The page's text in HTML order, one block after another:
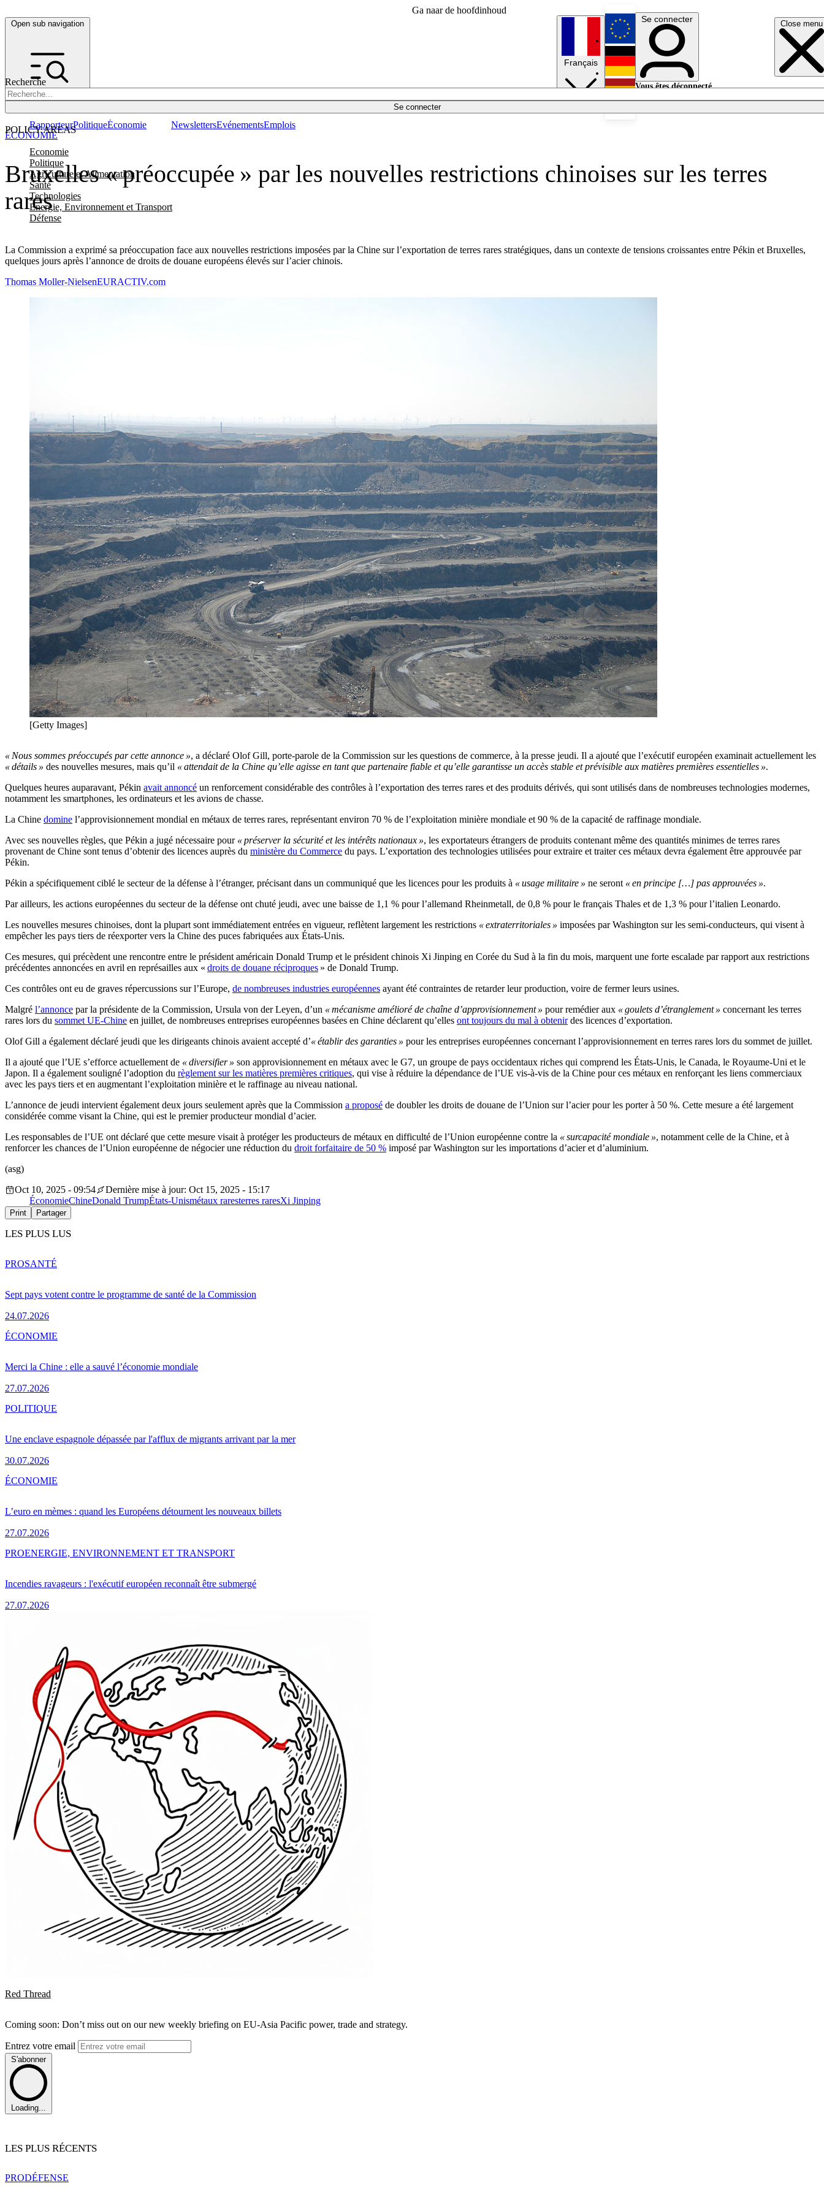
Ga naar de hoofdinhoud
Open sub navigation Close menu
Recherche
Se connecter
POLICY AREAS
Economie
Politique
Agriculture et Alimentation
Santé
Technologies
Energie, Environnement et Transport
Défense
RapporteurPolitiqueÉconomie NewslettersEvénementsEmplois
Français
English
Deutsch
Se connecter
Vous êtes déconnecté.
Bruxelles « préoccupée » par les nouvelles restrictions chinoises sur les terres
rares
La Commission a exprimé sa préoccupation face aux nouvelles restrictions imposées par la Chine sur l’exportation de terres rares stratégiques, dans un contexte de tensions croissantes entre Pékin et Bruxelles,
quelques jours après l’annonce de droits de douane européens élevés sur l’acier chinois.
ÉCONOMIE
Thomas Moller-NielsenEURACTIV.com
[Getty Images]
« Nous sommes préoccupés par cette annonce », a déclaré Olof Gill, porte-parole de la Commission sur les questions de commerce, à la presse jeudi. Il a ajouté que l’exécutif européen examinait actuellement les
« détails » des nouvelles mesures, mais qu’il « attendait de la Chine qu’elle agisse en tant que partenaire fiable et qu’elle garantisse un accès stable et prévisible aux matières premières essentielles ».
Quelques heures auparavant, Pékin avait annoncé un renforcement considérable des contrôles à l’exportation des terres rares et des produits dérivés, qui sont utilisés dans de nombreuses technologies modernes,
notamment les smartphones, les ordinateurs et les avions de chasse.
La Chine domine l’approvisionnement mondial en métaux de terres rares, représentant environ 70 % de l’exploitation minière mondiale et 90 % de la capacité de raffinage mondiale.
Avec ses nouvelles règles, que Pékin a jugé nécessaire pour « préserver la sécurité et les intérêts nationaux », les exportateurs étrangers de produits contenant même des quantités minimes de terres rares
provenant de Chine sont tenus d’obtenir des licences auprès du ministère du Commerce du pays. L’exportation des technologies utilisées pour extraire et traiter ces métaux devra également être approuvée par
Pékin.
Pékin a spécifiquement ciblé le secteur de la défense à l’étranger, précisant dans un communiqué que les licences pour les produits à « usage militaire » ne seront « en principe […] pas approuvées ».
Par ailleurs, les actions européennes du secteur de la défense ont chuté jeudi, avec une baisse de 1,1 % pour l’allemand Rheinmetall, de 0,8 % pour le français Thales et de 1,3 % pour l’italien Leonardo.
Les nouvelles mesures chinoises, dont la plupart sont immédiatement entrées en vigueur, reflètent largement les restrictions « extraterritoriales » imposées par Washington sur les semi-conducteurs, qui visent à
empêcher les pays tiers de réexporter vers la Chine des puces fabriquées aux États-Unis.
Ces mesures, qui précèdent une rencontre entre le président américain Donald Trump et le président chinois Xi Jinping en Corée du Sud à la fin du mois, marquent une forte escalade par rapport aux restrictions
précédentes annoncées en avril en représailles aux « droits de douane réciproques » de Donald Trump.
Ces contrôles ont eu de graves répercussions sur l’Europe, de nombreuses industries européennes ayant été contraintes de retarder leur production, voire de fermer leurs usines.
Malgré l’annonce par la présidente de la Commission, Ursula von der Leyen, d’un « mécanisme amélioré de chaîne d’approvisionnement » pour remédier aux « goulets d’étranglement » concernant les terres
rares lors du sommet UE-Chine en juillet, de nombreuses entreprises européennes basées en Chine déclarent qu’elles ont toujours du mal à obtenirdes licences d’exportation.
Olof Gill a également déclaré jeudi que les dirigeants chinois avaient accepté d’« établir des garanties » pour les entreprises européennes concernant l’approvisionnement en terres rares lors du sommet de juillet.
Il a ajouté que l’UE s’efforce actuellement de « diversifier » son approvisionnement en métaux avec le G7, un groupe de pays occidentaux riches qui comprend les États-Unis, le Canada, le Royaume-Uni et le
Japon. Il a également souligné l’adoption du règlement sur les matières premières critiques, qui vise à réduire la dépendance de l’UE vis-à-vis de la Chine pour ces métaux en renforçant les liens commerciaux
avec les pays tiers et en augmentant l’exploitation minière et le raffinage au niveau national.
L’annonce de jeudi intervient également deux jours seulement après que la Commission a proposé de doubler les droits de douane de l’Union sur l’acier pour les porter à 50 %. Cette mesure a été largement
considérée comme visant la Chine, qui est le premier producteur mondial d’acier.
Les responsables de l’UE ont déclaré que cette mesure visait à protéger les producteurs de métaux en difficulté de l’Union européenne contre la « surcapacité mondiale », notamment celle de la Chine, et à
renforcer les chances de l’Union européenne de négocier une réduction du droit forfaitaire de 50 % imposé par Washington sur les importations d’acier et d’aluminium.
(asg)
Oct 10, 2025 - 09:54
Dernière mise à jour: Oct 15, 2025 - 15:17
ÉconomieChineDonald TrumpÉtats-Unismétaux raresterres raresXi Jinping
Print Partager
LES PLUS LUS
Sept pays votent contre le programme de santé de la Commission
24.07.2026
PROSANTÉ
Merci la Chine : elle a sauvé l’économie mondiale
27.07.2026
ÉCONOMIE
Une enclave espagnole dépassée par l'afflux de migrants arrivant par la mer
30.07.2026
POLITIQUE
L’euro en mèmes : quand les Européens détournent les nouveaux billets
27.07.2026
ÉCONOMIE
Incendies ravageurs : l'exécutif européen reconnaît être submergé
27.07.2026
PROENERGIE, ENVIRONNEMENT ET TRANSPORT
Red Thread
Coming soon: Don’t miss out on our new weekly briefing on EU-Asia Pacific power, trade and strategy.
Entrez votre email
S'abonner
Loading...
LES PLUS RÉCENTS
PRODÉFENSE